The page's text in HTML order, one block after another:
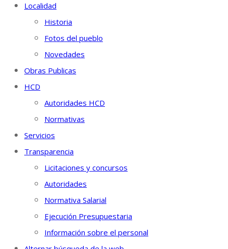
Localidad
Historia
Fotos del pueblo
Novedades
Obras Publicas
HCD
Autoridades HCD
Normativas
Servicios
Transparencia
Licitaciones y concursos
Autoridades
Normativa Salarial
Ejecución Presupuestaria
Información sobre el personal